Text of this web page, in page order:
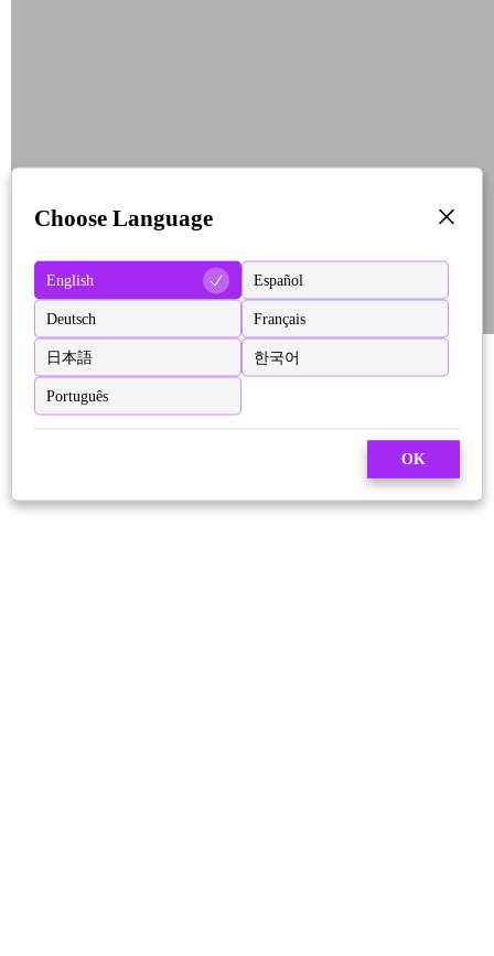
Choose Language
English Español
Deutsch Français
日本語 한국어
Português
OK